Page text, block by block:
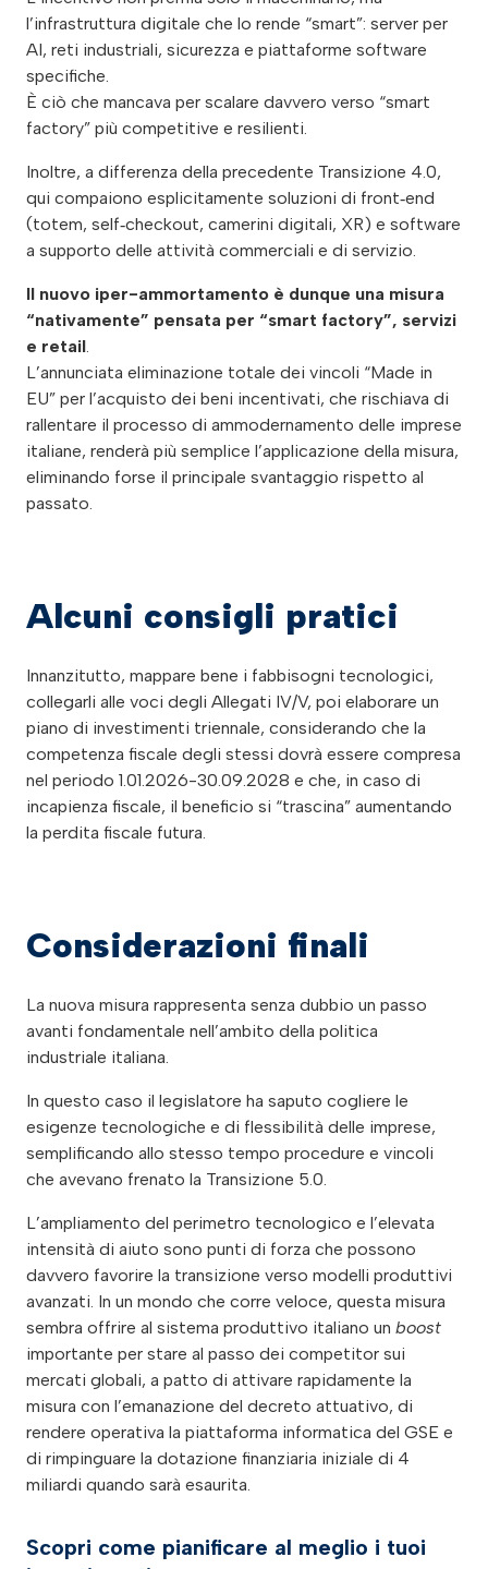
l’infrastruttura digitale che lo rende “smart”: server per
AI, reti industriali, sicurezza e piattaforme software
specifiche.
È ciò che mancava per scalare davvero verso “smart
factory” più competitive e resilienti.
Inoltre, a differenza della precedente Transizione 4.0,
qui compaiono esplicitamente soluzioni di front‑end
(totem, self‑checkout, camerini digitali, XR) e software
a supporto delle attività commerciali e di servizio.
Il nuovo iper-ammortamento è dunque una misura
“nativamente” pensata per “smart factory”, servizi
e retail
L’annunciata eliminazione totale dei vincoli “Made in
EU” per l’acquisto dei beni incentivati, che rischiava di
rallentare il processo di ammodernamento delle imprese
italiane, renderà più semplice l’applicazione della misura,
eliminando forse il principale svantaggio rispetto al
passato.
Alcuni consigli pratici
Innanzitutto, mappare bene i fabbisogni tecnologici,
collegarli alle voci degli Allegati IV/V, poi elaborare un
piano di investimenti triennale, considerando che la
competenza fiscale degli stessi dovrà essere compresa
nel periodo 1.01.2026-30.09.2028 e che, in caso di
incapienza fiscale, il beneficio si “trascina” aumentando
la perdita fiscale futura.
Considerazioni finali
La nuova misura rappresenta senza dubbio un passo
avanti fondamentale nell’ambito della politica
industriale italiana.
In questo caso il legislatore ha saputo cogliere le
esigenze tecnologiche e di flessibilità delle imprese,
semplificando allo stesso tempo procedure e vincoli
che avevano frenato la Transizione 5.0.
L’ampliamento del perimetro tecnologico e l’elevata
intensità di aiuto sono punti di forza che possono
davvero favorire la transizione verso modelli produttivi
avanzati. In un mondo che corre veloce, questa misura
sembra offrire al sistema produttivo italiano un boost
importante per stare al passo dei competitor sui
mercati globali, a patto di attivare rapidamente la
misura con l’emanazione del decreto attuativo, di
rendere operativa la piattaforma informatica del GSE e
di rimpinguare la dotazione finanziaria iniziale di 4
miliardi quando sarà esaurita.
Scopri come pianificare al meglio i tuoi